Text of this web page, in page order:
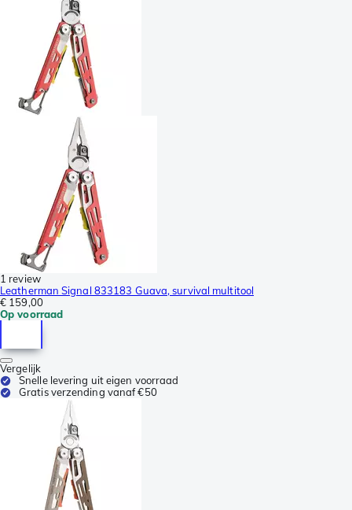
1 review
Leatherman Signal 833183 Guava, survival multitool
€ 159,00
Op voorraad
Vergelijk
Snelle levering uit eigen voorraad
Gratis verzending vanaf €50